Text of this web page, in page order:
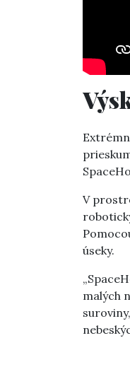
V
úseky.
malých